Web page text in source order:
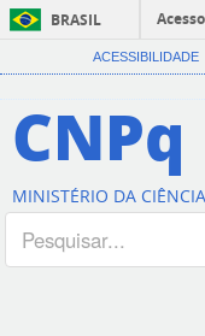
BRASIL
ACESSIBILIDADE
CNPq
MINISTÉRIO DA